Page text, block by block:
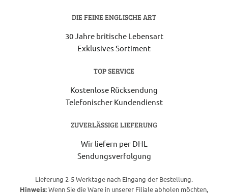
DIE FEINE ENGLISCHE ART
30 Jahre britische Lebensart
Exklusives Sortiment
TOP SERVICE
Kostenlose Rücksendung
Telefonischer Kundendienst
ZUVERLÄSSIGE LIEFERUNG
Wir liefern per DHL
Sendungsverfolgung
Lieferung 2-5 Werktage nach Eingang der Bestellung.
Hinweis:Wenn Sie die Ware in unserer Filiale abholen möchten,